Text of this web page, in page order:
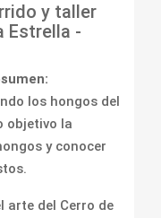
y taller
Estrella -
los hongos del
objetivo la
y conocer
arte del Cerro de